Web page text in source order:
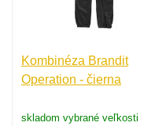
Kombinéza Brandit
Operation - čierna
skladom vybrané veľkosti